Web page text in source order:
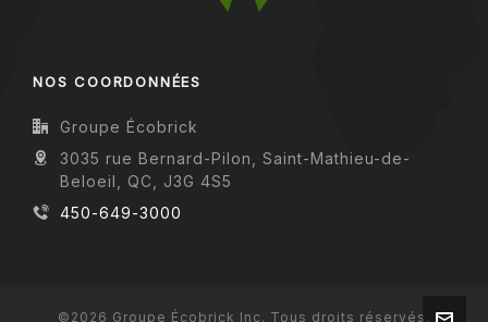
NOS COORDONNÉES
Groupe Écobrick
3035 rue Bernard-Pilon, Saint-Mathieu-de-
Beloeil, QC, J3G 4S5
450-649-3000
©2026 Groupe Écobrick Inc. Tous droits réservés.